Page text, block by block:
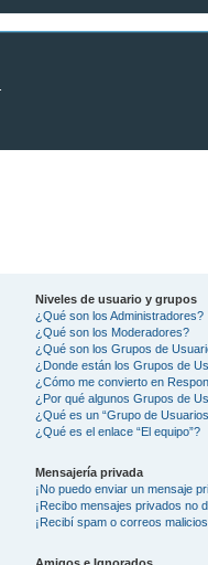
Niveles de usuario y grupos
¿Qué son los Administradores?
¿Qué son los Moderadores?
¿Qué son los Grupos de
¿Donde están los Grupos de
¿Cómo me convierto en
¿Por qué algunos Grupos de
¿Qué es un “Grupo de
¿Qué es el enlace “El equipo”?
Mensajería privada
¡No puedo enviar un mensaje
¡Recibo mensajes privados no
¡Recibí spam o correos